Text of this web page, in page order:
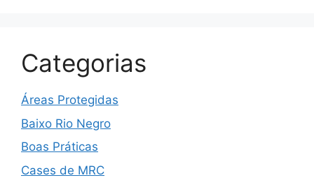
Categorias
Áreas Protegidas
Baixo Rio Negro
Boas Práticas
Cases de MRC